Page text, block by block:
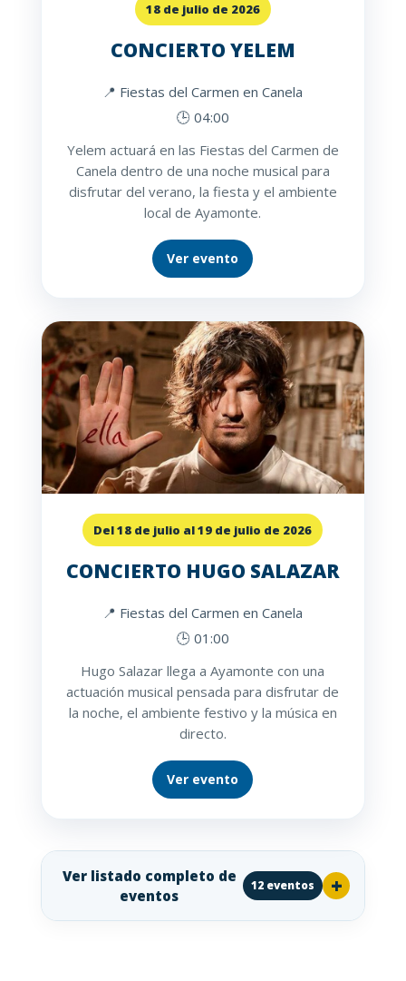
18 de julio de 2026
CONCIERTO YELEM
📍 Fiestas del Carmen en Canela
🕒 04:00
Yelem actuará en las Fiestas del Carmen de
Canela dentro de una noche musical para
disfrutar del verano, la fiesta y el ambiente
local de Ayamonte.
Ver evento
Del 18 de julio al 19 de julio de 2026
CONCIERTO HUGO SALAZAR
📍 Fiestas del Carmen en Canela
🕒 01:00
Hugo Salazar llega a Ayamonte con una
actuación musical pensada para disfrutar de
la noche, el ambiente festivo y la música en
directo.
Ver evento
Ver listado completo de
eventos
12 eventos